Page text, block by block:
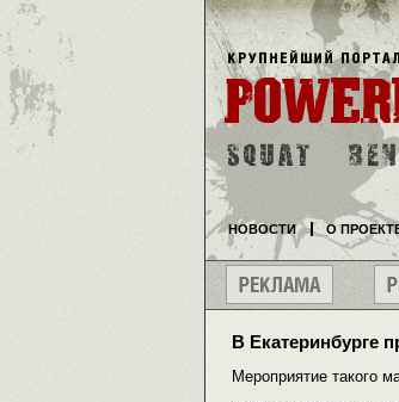
В Екатеринбурге
Мероприятие такого
НОВОСТИ О